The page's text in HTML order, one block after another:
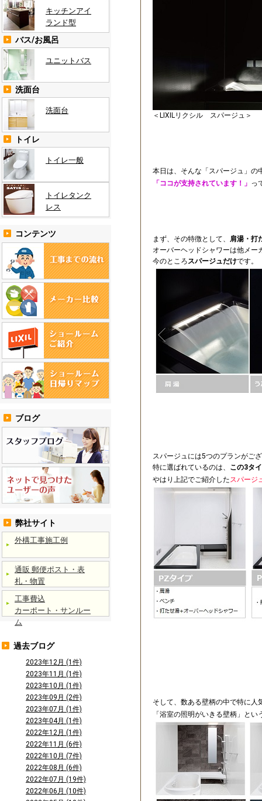
＜LIXILリクシル スパージュ＞
本日は、そんな「スパージュ」の
「ココが支持されています！」 っ
まず、その特徴として、 肩湯・打
オーバーヘッドシャワーは他メー
今のところスパージュだけです。
スパージュには5つのプランがご
特に選ばれているのは、 この3タ
やはり上記でご紹介したスパージ
そして、数ある壁柄の中で特に人
「浴室の照明がいきる壁柄」と
キッチンアイ
ランド型
バス/お風呂
ユニットバス
洗面台
洗面台
トイレ
トイレ一般
トイレタンク
レス
コンテンツ
ブログ
弊社サイト
外構工事施工例
通販 郵便ポスト・表
札・物置
工事費込
カーポート・サンルー
ム
過去ブログ
2023年12月 (1件)
2023年11月 (1件)
2023年10月 (1件)
2023年09月 (2件)
2023年07月 (1件)
2023年04月 (1件)
2022年12月 (1件)
2022年11月 (6件)
2022年10月 (7件)
2022年08月 (6件)
2022年07月 (19件)
2022年06月 (10件)